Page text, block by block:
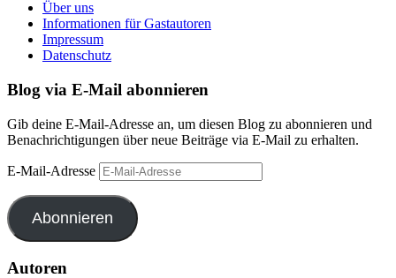
Über uns
Informationen für Gastautoren
Impressum
Datenschutz
Blog via E-Mail abonnieren
Gib deine E-Mail-Adresse an, um diesen Blog zu abonnieren und
Benachrichtigungen über neue Beiträge via E-Mail zu erhalten.
E-Mail-Adresse
Abonnieren
Autoren